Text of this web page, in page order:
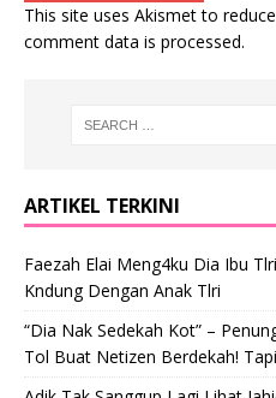
This site uses Akismet to
comment data is processed.
ARTIKEL TERKINI
Faezah Elai Meng4ku Dia Ibu
Kndung Dengan Anak Tlri
“Dia Nak Sedekah Kot” –
Tol Buat Netizen Berdekah!